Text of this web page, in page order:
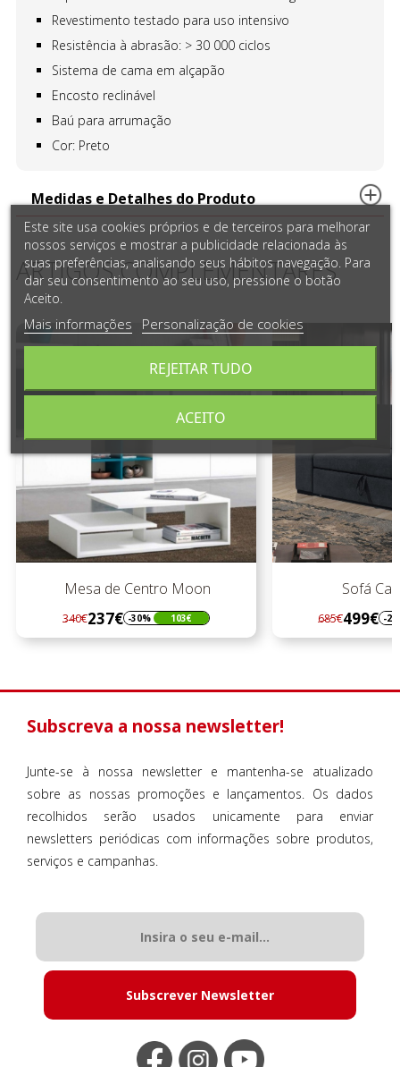
Revestimento testado para uso intensivo
Resistência à abrasão: > 30 000 ciclos
Sistema de cama em alçapão
Encosto reclinável
Baú para arrumação
Cor: Preto
Medidas e Detalhes do Produto
ARTIGOS COMPLEMENTARES
Mesa de Centro Moon
Regular
preço
340€237€
Preço -30% 103€
Sofá
Regular
preço
685€499€
Preço -27%
Subscreva a nossa newsletter!
Junte-se à nossa newsletter e mantenha-se atualizado
sobre as nossas promoções e lançamentos. Os dados
recolhidos serão usados unicamente para enviar
newsletters periódicas com informações sobre produtos,
serviços e campanhas.
Subscrever Newsletter
Este site usa cookies próprios e de terceiros para melhorar
nossos serviços e mostrar a publicidade relacionada às
suas preferências, analisando seus hábitos navegação. Para
dar seu consentimento ao seu uso, pressione o botão
Aceito.
Mais informações Personalização de cookies
REJEITAR TUDO
ACEITO